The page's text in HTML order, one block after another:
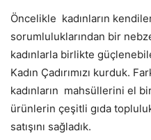
Öncelikle kadınların
sorumluluklarından bir
kadınlarla birlikte
Kadın Çadırımızı kurduk.
kadınların mahsüllerini el
ürünlerin çeşitli gıda
satışını sağladık.